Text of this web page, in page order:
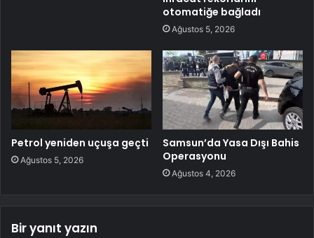
otomatiğe bağladı
Ağustos 5, 2026
Petrol yeniden uçuşa geçti
Ağustos 5, 2026
Samsun’da Yasa Dışı Bahis
Operasyonu
Ağustos 4, 2026
Bir yanıt yazın